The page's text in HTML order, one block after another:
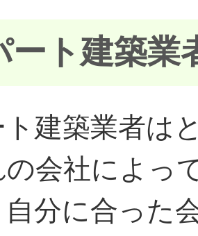
ート建築業
ト建築業者は
会社によっ
自分に合った